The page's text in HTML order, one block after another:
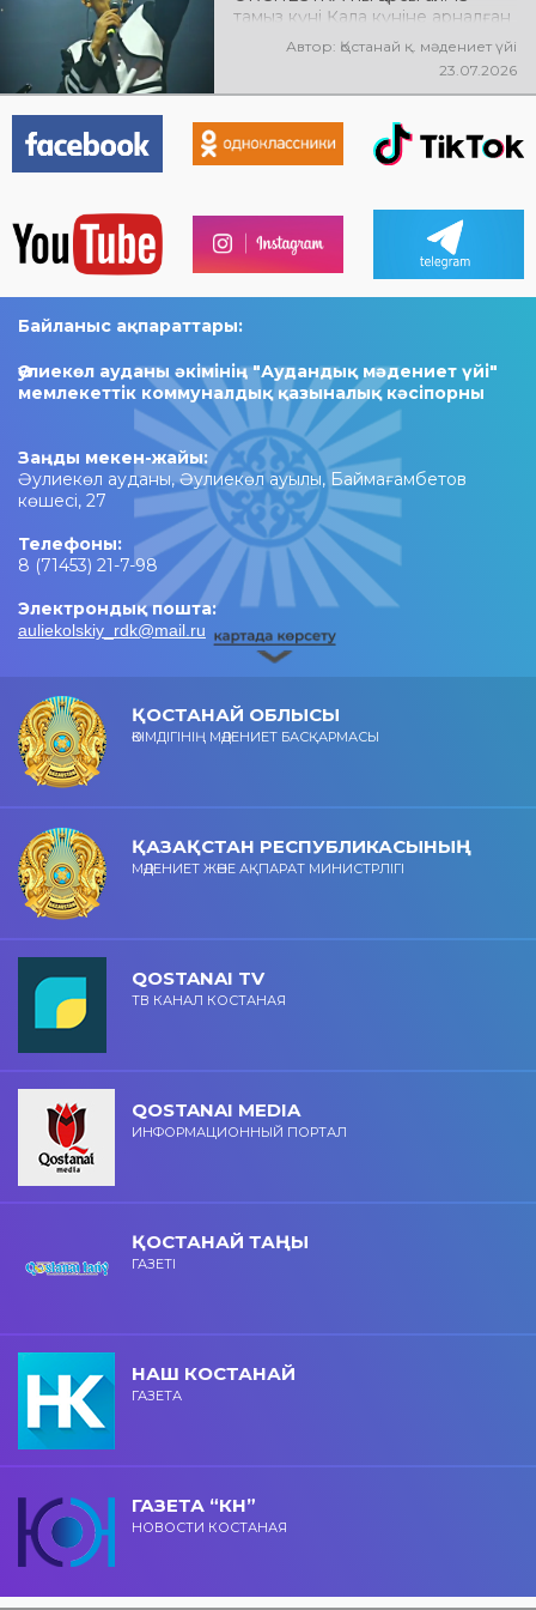
тамыз күні Қала күніне арналған
мерекелік концертте NE
PROSTO ORCHESTRA өнер
көрсетеді! @ne_prosto_orchestra
Автор: Қостанай қ. мәдениет үйі
23.07.2026
Байланыс ақпараттары:
Әулиекөл ауданы әкімінің "Аудандық мәдениет үйі"
мемлекеттік коммуналдық қазыналық кәсіпорны
Заңды мекен-жайы:
Әулиекөл ауданы, Әулиекөл ауылы, Баймағамбетов
көшесі, 27
Телефоны:
8 (71453) 21-7-98
Электрондық пошта:
auliekolskiy_rdk@mail.ru
ҚОСТАНАЙ ОБЛЫСЫ
ӘКІМДІГІНІҢ МӘДЕНИЕТ БАСҚАРМАСЫ
ҚАЗАҚСТАН РЕСПУБЛИКАСЫНЫҢ
МӘДЕНИЕТ ЖӘНЕ АҚПАРАТ МИНИСТРЛІГІ
QOSTANAI TV
ТВ КАНАЛ КОСТАНАЯ
QOSTANAI MEDIA
ИНФОРМАЦИОННЫЙ ПОРТАЛ
ҚОСТАНАЙ ТАҢЫ
ГАЗЕТІ
НАШ КОСТАНАЙ
ГАЗЕТА
ГАЗЕТА “КН”
НОВОСТИ КОСТАНАЯ